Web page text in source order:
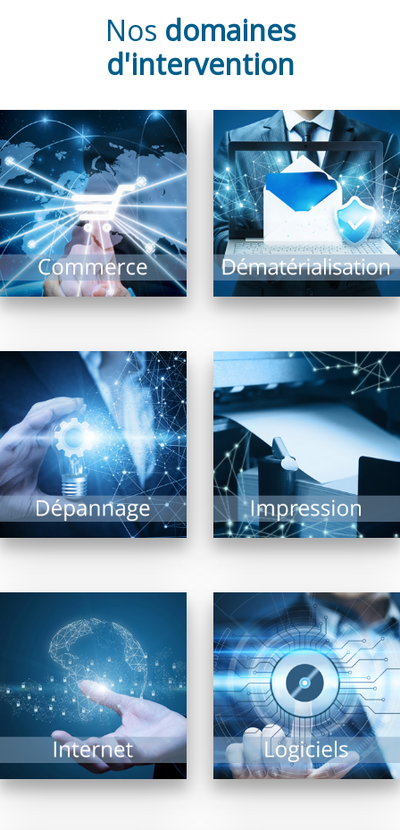
Nos domaines
d'intervention
Un équipement
fonctionnel est la
garantie d’un
commerce optimisé : Il
comprend l’ensemble
des systèmes
d’encaissement,...
EN SAVOIR PLUS
La dématérialisation de
documents présente de
nombreux avantages
et intérêts : Recherche
documentaire rapide,
archivage, limitation...
EN SAVOIR PLUS
Malgré les évolutions
technologiques, le
risque de panne ne
peut être exclu. Il est
alors précieux...
EN SAVOIR PLUS
Impression de
documents, photos,
plans grands formats,
l’imprimante est
indissociable d’un
système informatique.
De nombreuses
technologies...
EN SAVOIR PLUS
Navigateurs, moteurs
de recherche, matériel
de connexion… Internet
est un vaste univers ou
matériels et logiciels...
EN SAVOIR PLUS
Trouver « LE » logiciel
répondant à un besoin
précis est une tâche
complexe tant il...
EN SAVOIR PLUS